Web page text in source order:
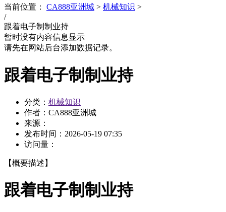
当前位置： CA888亚洲城 > 机械知识 >
/
跟着电子制制业持
暂时没有内容信息显示
请先在网站后台添加数据记录。
跟着电子制制业持
分类： 机械知识
作者：CA888亚洲城
来源：
发布时间： 2026-05-19 07:35
访问量：
【概要描述】
跟着电子制制业持